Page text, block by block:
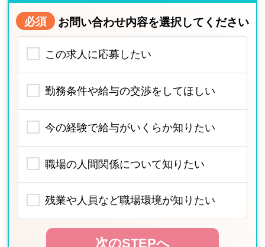
必須 お問い合わせ内容を選択してください
この求人に応募したい
勤務条件や給与の交渉をしてほしい
今の経験で給与がいくらか知りたい
職場の人間関係について知りたい
残業や人員など職場環境が知りたい